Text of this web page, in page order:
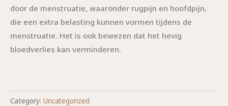
door de menstruatie, waaronder rugpijn en hoofdpijn,
die een extra belasting kunnen vormen tijdens de
menstruatie. Het is ook bewezen dat het hevig
bloedverlies kan verminderen.
Category: Uncategorized